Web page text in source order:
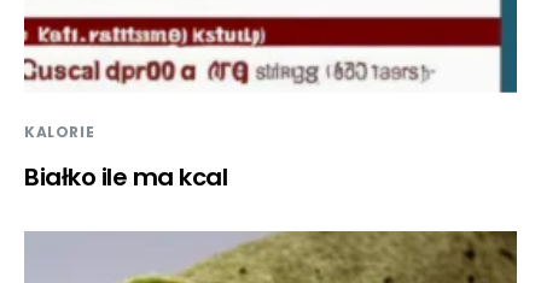
KALORIE
Białko ile ma kcal